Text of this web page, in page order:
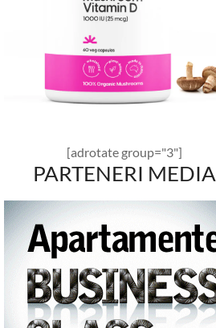
[adrotate group="3"]
PARTENERI MEDIA